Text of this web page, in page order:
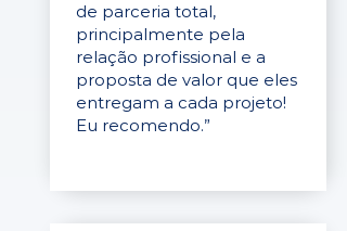
de parceria total,
principalmente pela
relação profissional e a
proposta de valor que eles
entregam a cada projeto!
Eu recomendo.”